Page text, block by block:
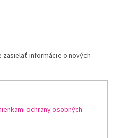
zasielať informácie o nových
ochrany osobných